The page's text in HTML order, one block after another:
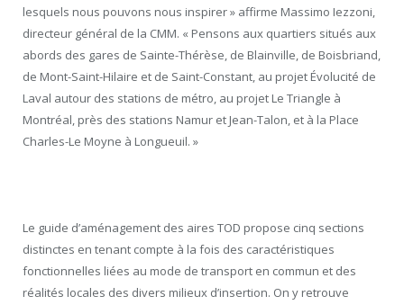
lesquels nous pouvons nous inspirer » affirme Massimo Iezzoni,
directeur général de la CMM. « Pensons aux quartiers situés aux
abords des gares de Sainte-Thérèse, de Blainville, de Boisbriand,
de Mont-Saint-Hilaire et de Saint-Constant, au projet Évolucité de
Laval autour des stations de métro, au projet Le Triangle à
Montréal, près des stations Namur et Jean-Talon, et à la Place
Charles-Le Moyne à Longueuil. »
Le guide d’aménagement des aires TOD propose cinq sections
distinctes en tenant compte à la fois des caractéristiques
fonctionnelles liées au mode de transport en commun et des
réalités locales des divers milieux d’insertion. On y retrouve